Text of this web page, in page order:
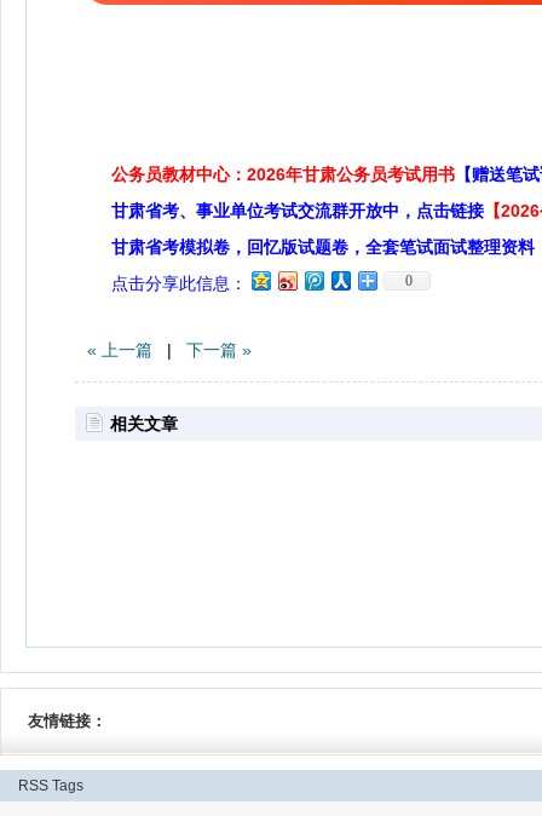
公务员教材中心：2026年甘肃公务员考试用书 【赠送笔
甘肃省考、事业单位考试交流群开放中，点击链接 【
甘肃省考模拟卷，回忆版试题卷，全套笔试面试整理资料
点击分享此信息：
0
« 上一篇 | 下一篇 »
相关文章
友情链接：
RSS Tags